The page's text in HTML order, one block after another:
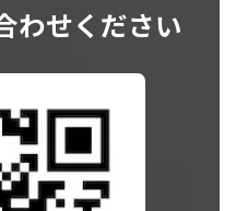
わせください